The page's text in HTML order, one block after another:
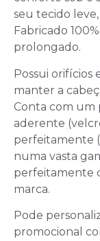
seu tecido
Fabricado
prolongado.
Possui orifícios
manter a
Conta com um
aderente
perfeitamente
numa vasta
perfeitamente
marca.
Pode
promocional